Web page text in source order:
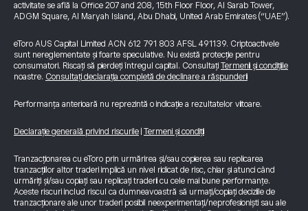
activitate se află la Office 207 and 208, 15th Floor Floor, Al Sarab Tower,
ADGM Square, Al Maryah Island, Abu Dhabi, United Arab Emirates (“UAE”).
eToro AUS Capital Limited ACN 612 791 803 AFSL 491139. Criptoactivele
sunt nereglementate și foarte speculative. Nu există protecție pentru
consumatori. Riscați să pierdeți întregul capital. Consultați Termenii și condițiile
noastre. Consultați declarația completă de declinare a răspunderii
Performanța anterioară nu reprezintă o indicație a rezultatelor viitoare.
Declarație generală privind riscurile Termeni și condiții
Tranzacționarea cu eToro prin urmărirea și/sau copierea sau replicarea
tranzacțiilor altor traderi implică un nivel ridicat de risc, chiar și atunci când
urmăriți și/sau copiați sau replicați traderii cu cele mai bune performanțe.
Aceste riscuri includ riscul ca dumneavoastră să urmați/copiați deciziile de
tranzacționare ale unor traderi posibil neexperimentați/neprofesioniști sau ale